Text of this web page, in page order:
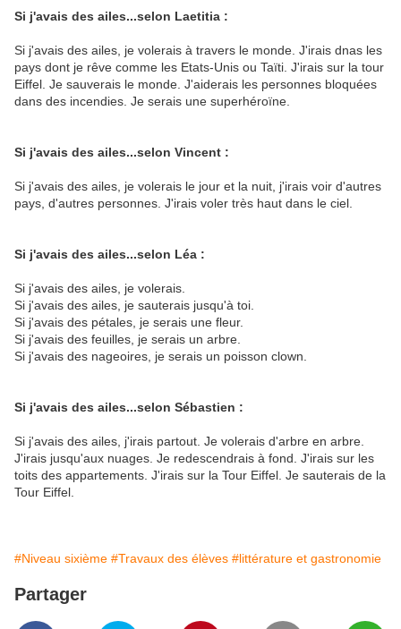
Si j'avais des ailes...selon Laetitia :
Si j'avais des ailes, je volerais à travers le monde. J'irais dnas les
pays dont je rêve comme les Etats-Unis ou Taïti. J'irais sur la tour
Eiffel. Je sauverais le monde. J'aiderais les personnes bloquées
dans des incendies. Je serais une superhéroïne.
Si j'avais des ailes...selon Vincent :
Si j'avais des ailes, je volerais le jour et la nuit, j'irais voir d'autres
pays, d'autres personnes. J'irais voler très haut dans le ciel.
Si j'avais des ailes...selon Léa :
Si j'avais des ailes, je volerais.
Si j'avais des ailes, je sauterais jusqu'à toi.
Si j'avais des pétales, je serais une fleur.
Si j'avais des feuilles, je serais un arbre.
Si j'avais des nageoires, je serais un poisson clown.
Si j'avais des ailes...selon Sébastien :
Si j'avais des ailes, j'irais partout. Je volerais d'arbre en arbre.
J'irais jusqu'aux nuages. Je redescendrais à fond. J'irais sur les
toits des appartements. J'irais sur la Tour Eiffel. Je sauterais de la
Tour Eiffel.
#Niveau sixième #Travaux des élèves #littérature et gastronomie
Partager